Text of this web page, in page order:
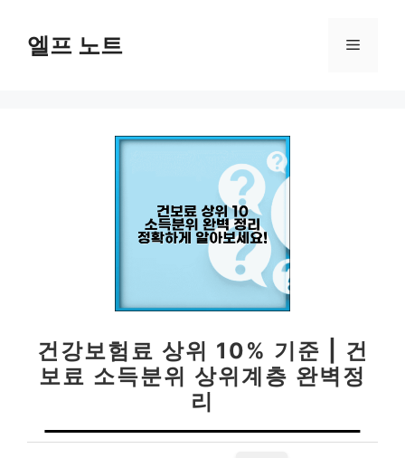
엘프 노트 메
건강보험료 상위 10% 기준 | 건
보료 소득분위 상위계층 완벽정
리